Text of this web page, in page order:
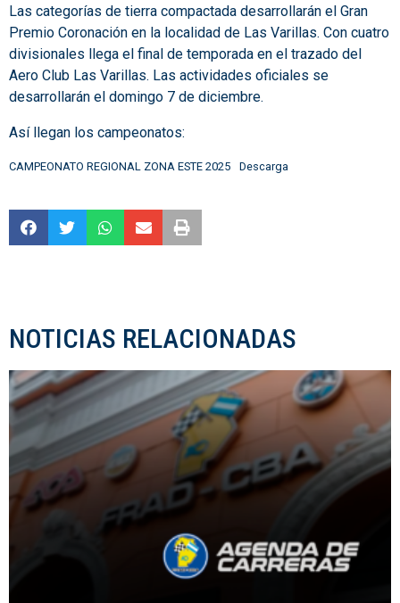
Las categorías de tierra compactada desarrollarán el Gran
Premio Coronación en la localidad de Las Varillas. Con cuatro
divisionales llega el final de temporada en el trazado del
Aero Club Las Varillas. Las actividades oficiales se
desarrollarán el domingo 7 de diciembre.
Así llegan los campeonatos:
CAMPEONATO REGIONAL ZONA ESTE 2025 Descarga
NOTICIAS RELACIONADAS